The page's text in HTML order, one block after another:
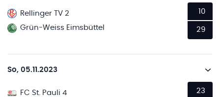
Rellinger TV 2
Grün-Weiss Eimsbüttel
10
29
So, 05.11.2023
FC St. Pauli 4
23